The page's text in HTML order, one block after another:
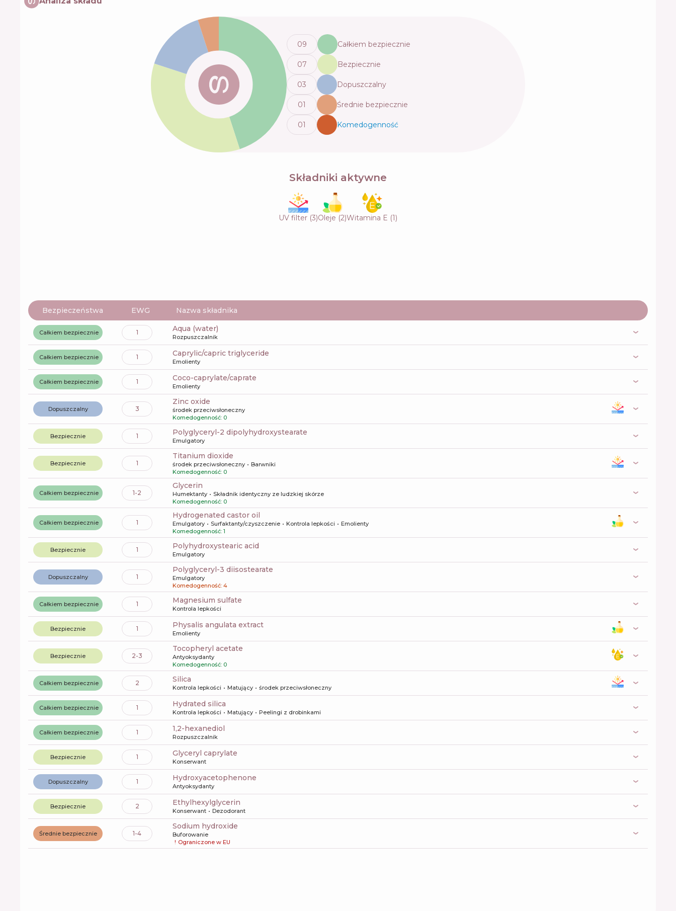
09 Całkiem bezpiecznie
07 Bezpiecznie
03 Dopuszczalny
01 Średnie bezpiecznie
01 Komedogenność
Składniki aktywne
UV filter (3)Oleje (2)Witamina E (1)
Bezpieczeństwa EWG Nazwa składnika
Całkiem bezpiecznie 1 aqua (water)
Rozpuszczalnik
Całkiem bezpiecznie 1 caprylic/capric triglyceride
Emolienty
Całkiem bezpiecznie 1 coco-caprylate/caprate
Emolienty
Dopuszczalny 3
zinc oxide
środek przeciwsłoneczny
Komedogenność: 0
Bezpiecznie 1 polyglyceryl-2 dipolyhydroxystearate
Emulgatory
Bezpiecznie 1
titanium dioxide
środek przeciwsłoneczny
Barwniki
Komedogenność: 0
Całkiem bezpiecznie 1-2
glycerin
Humektanty
Składnik identyczny ze ludzkiej skórze
Komedogenność: 0
Całkiem bezpiecznie 1
hydrogenated castor oil
Emulgatory Surfaktanty/czyszczenie Kontrola lepkości
Emolienty
Komedogenność: 1
Bezpiecznie 1 polyhydroxystearic acid
Emulgatory
Dopuszczalny 1
polyglyceryl-3 diisostearate
Emulgatory
Komedogenność: 4
Całkiem bezpiecznie 1 magnesium sulfate
Kontrola lepkości
Bezpiecznie 1 physalis angulata extract
Emolienty
Bezpiecznie 2-3
tocopheryl acetate
Antyoksydanty
Komedogenność: 0
Całkiem bezpiecznie 2 silica
Kontrola lepkości Matujący środek przeciwsłoneczny
Całkiem bezpiecznie 1 hydrated silica
Kontrola lepkości Matujący Peelingi z drobinkami
Całkiem bezpiecznie 1 1,2-hexanediol
Rozpuszczalnik
Bezpiecznie 1 glyceryl caprylate
Konserwant
Dopuszczalny 1 Hydroxyacetophenone
Antyoksydanty
Bezpiecznie 2 ethylhexylglycerin
Konserwant Dezodorant
Średnie bezpiecznie 1-4
sodium hydroxide
Buforowanie
! Ograniczone w EU